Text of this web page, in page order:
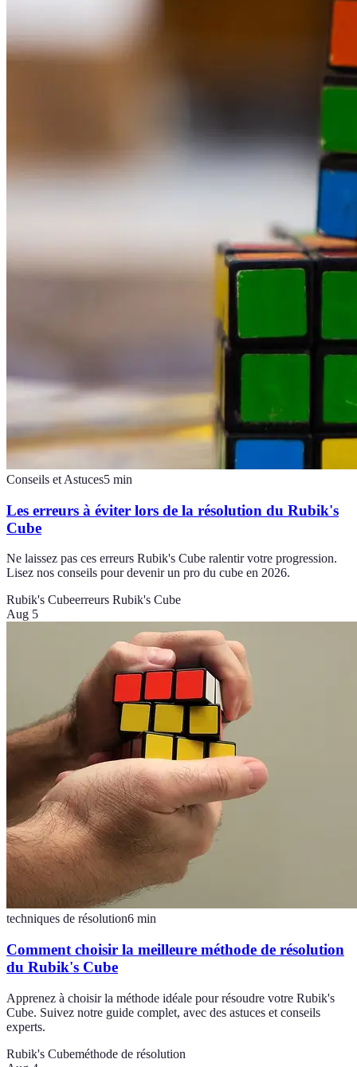
Conseils et Astuces5 min
Les erreurs à éviter lors de la résolution du Rubik's
Cube
Ne laissez pas ces erreurs Rubik's Cube ralentir votre progression.
Lisez nos conseils pour devenir un pro du cube en 2026.
Rubik's Cubeerreurs Rubik's Cube
Aug 5
techniques de résolution6 min
Comment choisir la meilleure méthode de résolution
du Rubik's Cube
Apprenez à choisir la méthode idéale pour résoudre votre Rubik's
Cube. Suivez notre guide complet, avec des astuces et conseils
experts.
Rubik's Cubeméthode de résolution